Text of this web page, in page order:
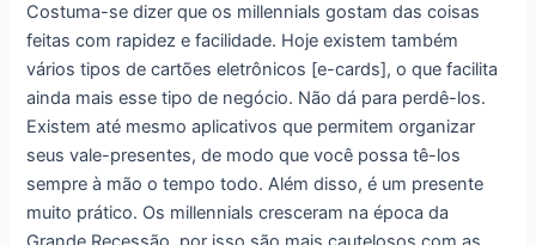
Costuma-se dizer que os millennials gostam das coisas
feitas com rapidez e facilidade. Hoje existem também
vários tipos de cartões eletrônicos [e-cards], o que facilita
ainda mais esse tipo de negócio. Não dá para perdê-los.
Existem até mesmo aplicativos que permitem organizar
seus vale-presentes, de modo que você possa tê-los
sempre à mão o tempo todo. Além disso, é um presente
muito prático. Os millennials cresceram na época da